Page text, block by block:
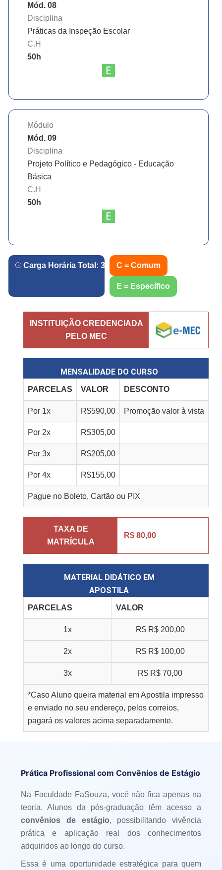
Mód. 08
Disciplina
Práticas da Inspeção Escolar
C.H
50h
Módulo
Mód. 09
Disciplina
Projeto Político e Pedagógico - Educação
Básica
C.H
50h
Carga Horária Total: 360 h.
C = Comum
E = Específico
INSTITUIÇÃO CREDENCIADA
PELO MEC
MENSALIDADE DO CURSO
PARCELAS VALOR DESCONTO
Por 1x R$590,00 Promoção valor à vista
Por 2x R$305,00
Por 3x R$205,00
Por 4x R$155,00
Pague no Boleto, Cartão ou PIX
TAXA DE
MATRÍCULA
R$ 80,00
MATERIAL DIDÁTICO EM
APOSTILA
PARCELAS VALOR
1x R$ R$ 200,00
2x R$ R$ 100,00
3x R$ R$ 70,00
*Caso Aluno queira material em Apostila impresso
e enviado no seu endereço, pelos correios,
pagará os valores acima separadamente.
Prática Profissional com Convênios de Estágio
Na Faculdade FaSouza, você não fica apenas na
teoria. Alunos da pós-graduação têm acesso a
convênios de estágio, possibilitando vivência
prática e aplicação real dos conhecimentos
adquiridos ao longo do curso.
Essa é uma oportunidade estratégica para quem